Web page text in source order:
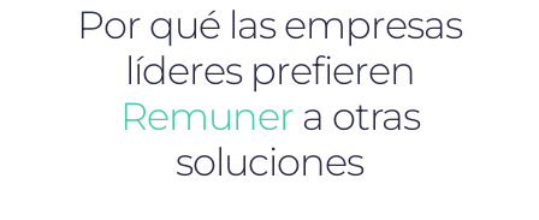
Por qué las empresas
líderes prefieren
Remunera otras
soluciones